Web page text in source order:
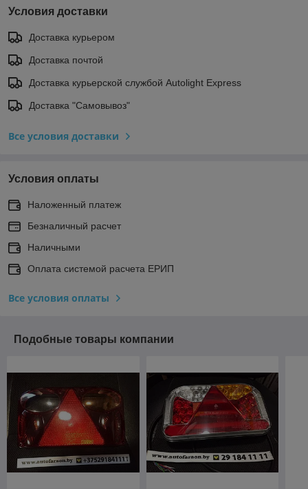
Условия доставки
Доставка курьером
Доставка почтой
Доставка курьерской службой Autolight Express
Доставка "Самовывоз"
Все условия доставки
Условия оплаты
Наложенный платеж
Безналичный расчет
Наличными
Оплата системой расчета ЕРИП
Все условия оплаты
Подобные товары компании